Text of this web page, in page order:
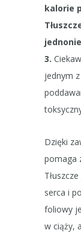
kalorie
3.
jednym
Dzięki
pomaga
serca i
foliowy
w ciąży,